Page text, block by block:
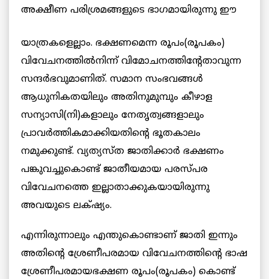
അക്ഷീണ പരിശ്രമങ്ങളുടെ ഭാഗമായിരുന്നു ഈ
യാത്രകളെല്ലാം. ഭക്ഷണമെന്ന രൂപം(രൂപകം)
വിവേചനത്തില്‍നിന്ന് വിമോചനത്തിന്റേതാവുന്ന
സന്ദര്‍ഭവുമാണിത്. സമാന സംഭവങ്ങള്‍
ആധുനികതയിലും അതിനുമുമ്പും കീഴാള
സന്യാസി(നി)കളാലും നേതൃത്വങ്ങളാലും
പ്രാവര്‍ത്തികമാക്കിയതിന്റെ ഭൂതകാലം
നമുക്കുണ്ട്. വ്യത്യസ്ത ജാതിക്കാര്‍ ഭക്ഷണം
പങ്കുവച്ചുകൊണ്ട് ജാതീയമായ പരസ്പര
വിവേചനത്തെ ഇല്ലാതാക്കുകയായിരുന്നു
അവയുടെ ലക്‌ഷ്യം.
എന്നിരുന്നാലും എന്തുകൊണ്ടാണ് ജാതി ഇന്നും
അതിന്റെ ശ്രേണീപരമായ വിവേചനത്തിന്റെ ഭാഷ
ശ്രേണീപരമായഭക്ഷണ രൂപം(രൂപകം) കൊണ്ട്